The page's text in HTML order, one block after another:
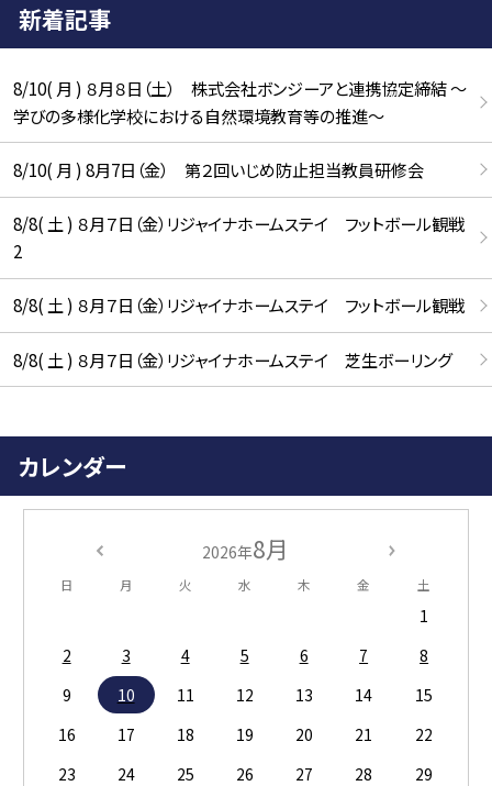
新着記事
8/10( 月 ) ８月８日（土） 株式会社ボンジーアと連携協定締結 ～
学びの多様化学校における自然環境教育等の推進～
8/10( 月 ) 8月7日（金） 第２回いじめ防止担当教員研修会
8/8( 土 ) ８月７日（金）リジャイナホームステイ フットボール観戦
2
8/8( 土 ) ８月７日（金）リジャイナホームステイ フットボール観戦
8/8( 土 ) ８月７日（金）リジャイナホームステイ 芝生ボーリング
カレンダー
2026年8月
日 月 火 水 木 金 土
1
2
3 4 5 6 7
8
9
10 11 12 13 14
15
16
17 18 19 20 21
22
23
24 25 26 27 28
29